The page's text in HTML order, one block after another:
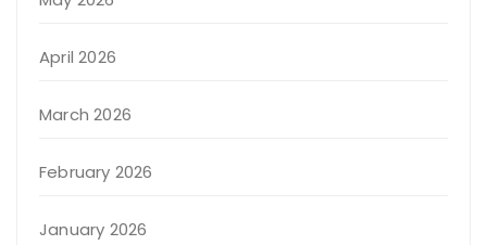
April 2026
March 2026
February 2026
January 2026